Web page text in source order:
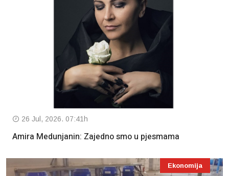
26 Jul, 2026. 07:41h
Amira Medunjanin: Zajedno smo u pjesmama
Ekonomija